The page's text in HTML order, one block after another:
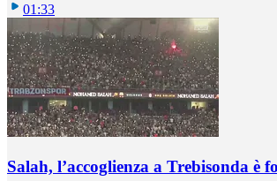
01:33
Salah, l’accoglienza a Trebisonda è